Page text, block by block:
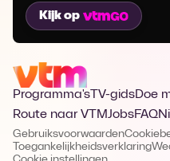
Kijk op
Programma's TV-gidsDoe
Route naar VTMJobsFAQ
Gebruiksvoorwaarden
Toegankelijkheidsverklaring